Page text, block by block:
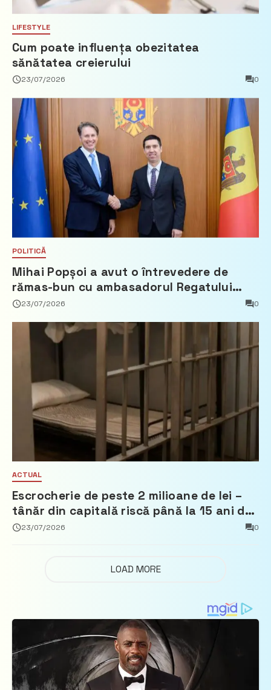
LIFESTYLE
Cum poate influența obezitatea
sănătatea creierului
23/07/2026 0
POLITICĂ
Mihai Popșoi a avut o întrevedere de
rămas-bun cu ambasadorul Regatului
Țărilor de Jos, Fred Duijn
23/07/2026 0
ACTUAL
Escrocherie de peste 2 milioane de lei –
tânăr din capitală riscă până la 15 ani de
închisoare
23/07/2026 0
LOAD MORE